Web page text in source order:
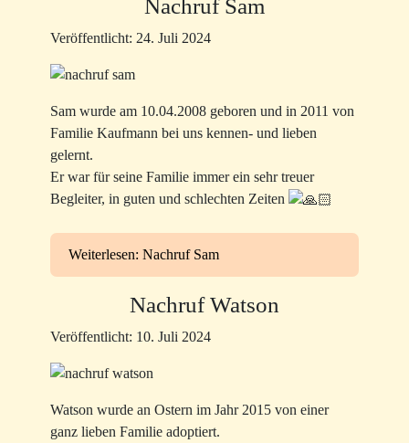
Nachruf Sam
Veröffentlicht: 24. Juli 2024
Sam wurde am 10.04.2008 geboren und in 2011 von
Familie Kaufmann bei uns kennen- und lieben
gelernt.
Er war für seine Familie immer ein sehr treuer
Begleiter, in guten und schlechten Zeiten
Weiterlesen: Nachruf Sam
Nachruf Watson
Veröffentlicht: 10. Juli 2024
Watson wurde an Ostern im Jahr 2015 von einer
ganz lieben Familie adoptiert.